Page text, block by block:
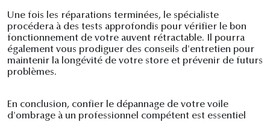
Une fois les réparations terminées, le spécialiste
procédera à des tests approfondis pour vérifier le bon
fonctionnement de votre auvent rétractable. Il pourra
également vous prodiguer des conseils d'entretien pour
maintenir la longévité de votre store et prévenir de futurs
problèmes.
En conclusion, confier le dépannage de votre voile
d'ombrage à un professionnel compétent est essentiel